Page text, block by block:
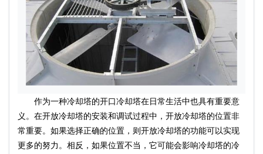
作为一种冷却塔的开口冷却塔在日常生活中也具有重要意
义。在开放冷却塔的安装和调试过程中，开放冷却塔的位置非
常重要。如果选择正确的位置，则开放冷却塔的功能可以实现
更多的努力。相反，如果位置不当，它可能会影响冷却塔的冷